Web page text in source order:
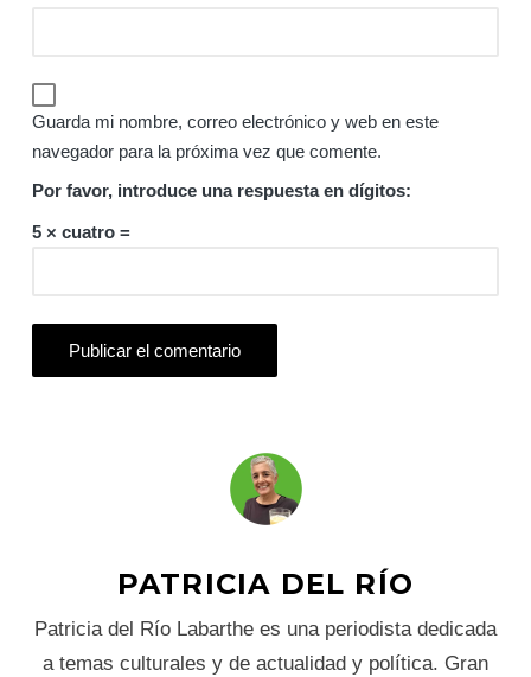
Guarda mi nombre, correo electrónico y web en este
navegador para la próxima vez que comente.
Por favor, introduce una respuesta en dígitos:
5 × cuatro =
PATRICIA DEL RÍO
Patricia del Río Labarthe es una periodista dedicada
a temas culturales y de actualidad y política. Gran